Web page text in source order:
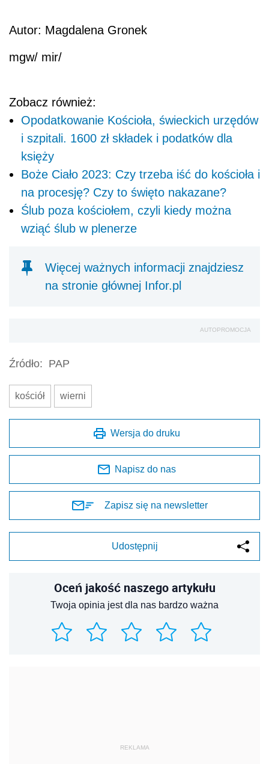
Autor: Magdalena Gronek
mgw/ mir/
Zobacz również:
Opodatkowanie Kościoła, świeckich urzędów
i szpitali. 1600 zł składek i podatków dla
księży
Boże Ciało 2023: Czy trzeba iść do kościoła i
na procesję? Czy to święto nakazane?
Ślub poza kościołem, czyli kiedy można
wziąć ślub w plenerze
Więcej ważnych informacji znajdziesz
na stronie głównej Infor.pl
AUTOPROMOCJA
Źródło: PAP
kościół wierni
Wersja do druku
Napisz do nas
Zapisz się na newsletter
Udostępnij
Oceń jakość naszego artykułu
Twoja opinia jest dla nas bardzo ważna
REKLAMA